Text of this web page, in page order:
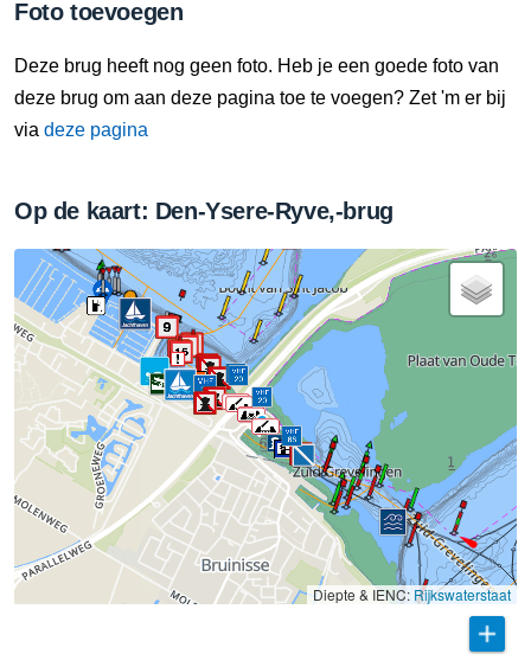
Foto toevoegen
Deze brug heeft nog geen foto. Heb je een goede foto van
deze brug om aan deze pagina toe te voegen? Zet 'm er bij
via deze pagina
Op de kaart: Den-Ysere-Ryve,-brug
Diepte & IENC: Rijkswaterstaat